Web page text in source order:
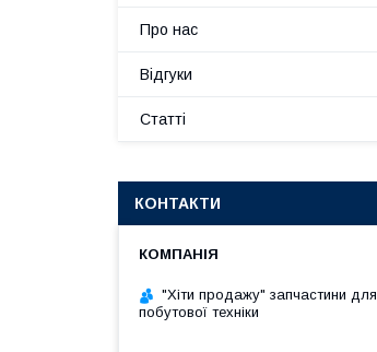
Про нас
Відгуки
Статті
КОНТАКТИ
"Хіти продажу" запчастини для
побутової техніки